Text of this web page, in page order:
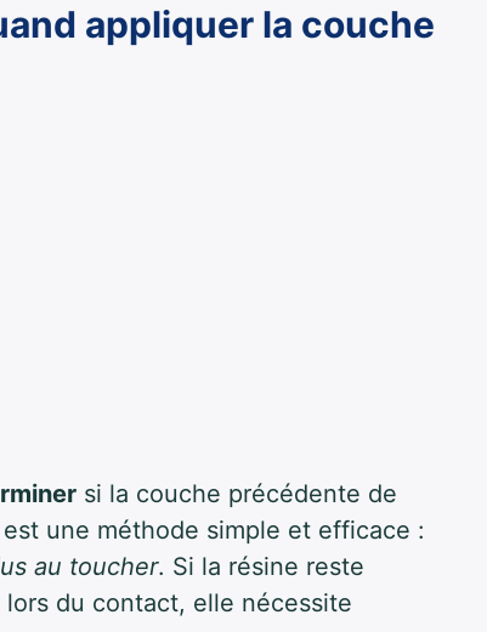
appliquer la couche
si la couche précédente de
est une méthode simple et efficace :
au toucher. Si la résine reste
du contact, elle nécessite